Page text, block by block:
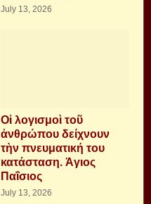
July 13, 2026
Οἱ λογισμοὶ τοῦ
ἀνθρώπου δείχνουν
τὴν πνευματική του
κατάσταση. Ἁγιος
Παΐσιος
July 13, 2026